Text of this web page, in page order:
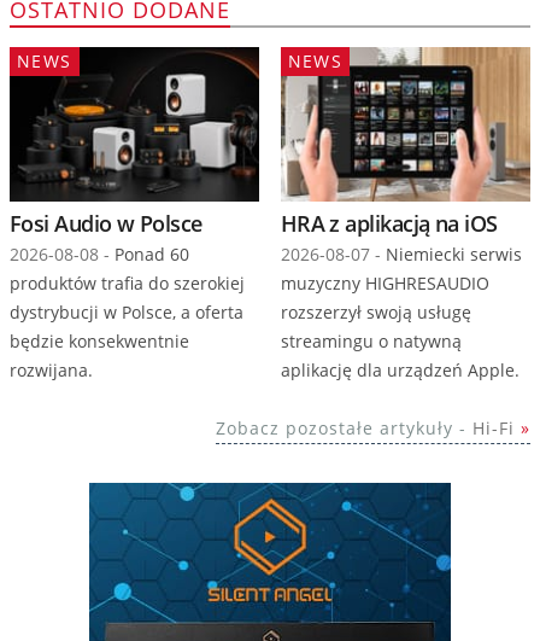
OSTATNIO DODANE
Fosi Audio w Polsce
2026-08-08 - Ponad 60
produktów trafia do szerokiej
dystrybucji w Polsce, a oferta
będzie konsekwentnie
rozwijana.
NEWS
HRA z aplikacją na iOS
2026-08-07 - Niemiecki serwis
muzyczny HIGHRESAUDIO
rozszerzył swoją usługę
streamingu o natywną
aplikację dla urządzeń Apple.
NEWS
Zobacz pozostałe artykuły - Hi-Fi